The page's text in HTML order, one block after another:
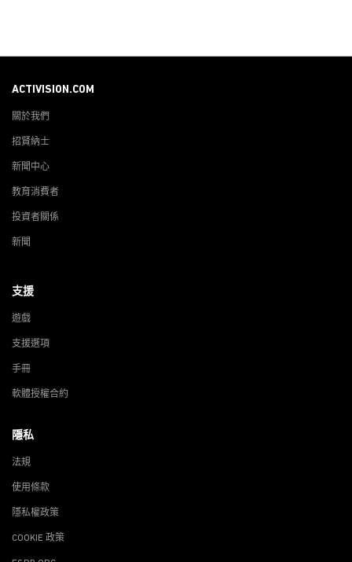
ACTIVISION.COM
關於我們
招賢納士
新聞中心
教育消費者
投資者關係
新聞
支援
遊戲
支援選項
手冊
軟體授權合約
隱私
法規
使用條款
隱私權政策
COOKIE 政策